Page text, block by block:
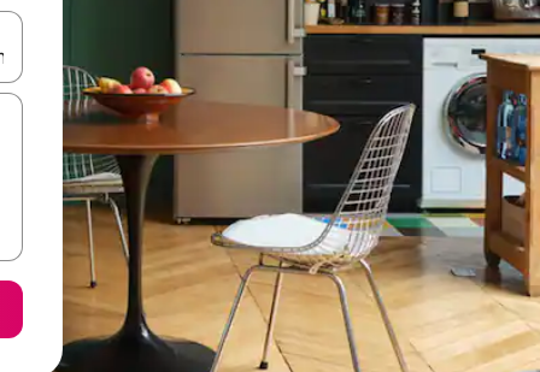
naudodami rodykles aukštyn ir žemyn arba liesdami ir braukdami